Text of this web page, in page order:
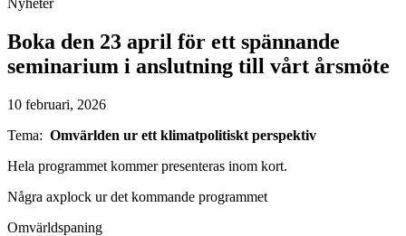
Boka den 23 april för ett spännande
seminarium i anslutning till vårt årsmöte
10 februari, 2026
Tema: Omvärlden ur ett klimatpolitiskt perspektiv
Hela programmet kommer presenteras inom kort.
Några axplock ur det kommande programmet
Omvärldspaning